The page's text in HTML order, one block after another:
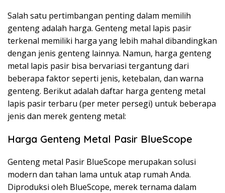
Salah satu pertimbangan penting dalam memilih
genteng adalah harga. Genteng metal lapis pasir
terkenal memiliki harga yang lebih mahal dibandingkan
dengan jenis genteng lainnya. Namun, harga genteng
metal lapis pasir bisa bervariasi tergantung dari
beberapa faktor seperti jenis, ketebalan, dan warna
genteng. Berikut adalah daftar harga genteng metal
lapis pasir terbaru (per meter persegi) untuk beberapa
jenis dan merek genteng metal:
Harga Genteng Metal Pasir BlueScope
Genteng metal Pasir BlueScope merupakan solusi
modern dan tahan lama untuk atap rumah Anda.
Diproduksi oleh BlueScope, merek ternama dalam